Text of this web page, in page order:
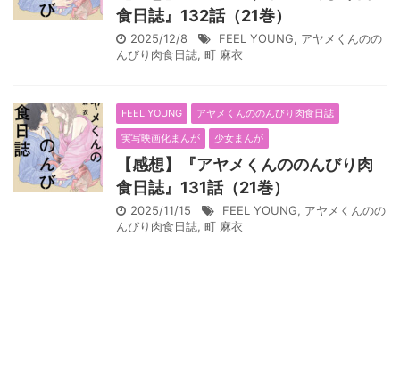
食日誌』132話（21巻）
2025/12/8 FEEL YOUNG, アヤメくんのの
んびり肉食日誌, 町 麻衣
FEEL YOUNG
アヤメくんののんびり肉食日誌
実写映画化まんが
少女まんが
【感想】『アヤメくんののんびり肉
食日誌』131話（21巻）
2025/11/15 FEEL YOUNG, アヤメくんのの
んびり肉食日誌, 町 麻衣